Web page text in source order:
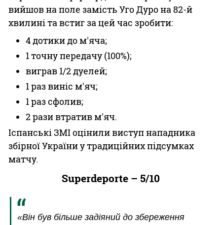
вийшов на поле замість Уго Дуро на 82-й
хвилині та встиг за цей час зробити:
4 дотики до м'яча;
1 точну передачу (100%);
виграв 1/2 дуелей;
1 раз виніс м'яч;
1 раз сфолив;
2 рази втратив м'яч.
Іспанські ЗМІ оцінили виступ нападника
збірної України у традиційних підсумках
матчу.
Superdeporte – 5/10
«Він був більше задіяний до збереження